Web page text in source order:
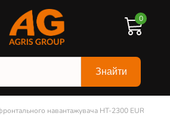
0
Знайти
навантажувача НТ-2300 EURO ТМ